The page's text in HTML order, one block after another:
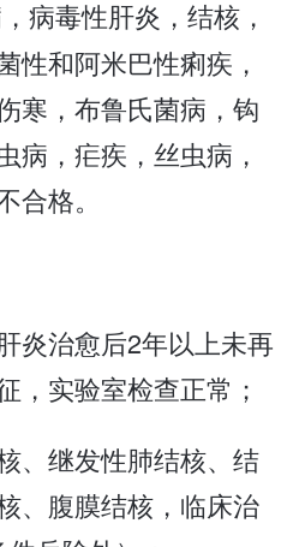
病毒性肝炎，结核，
性和阿米巴性痢疾，
寒，布鲁氏菌病，钩
病，疟疾，丝虫病，
合格。
炎治愈后2年以上未再
，实验室检查正常；
、继发性肺结核、结
、腹膜结核，临床治